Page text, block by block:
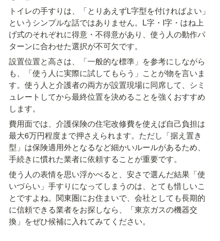
トイレの手すりは、「とりあえずL字型を付ければよい」
というシンプルな話ではありません。L字・I字・はね上
げ式のそれぞれに得意・不得意があり、使う人の動作パ
ターンに合わせた選択が不可欠です。
設置位置と高さは、「一般的な標準」を参考にしながら
も、「使う人に実際に試してもらう」ことが物を言いま
す。使う人と介護者の両方が設置現場に同席して、シミ
ュレートしてから最終位置を決めることを強くおすすめ
します。
費用面では、介護保険の住宅改修費を使えば自己負担は
最大6万円程度まで押さえられます。ただし「据え置き
型」は保険適用外となるなど細かいルールがあるため、
手続きに慣れた業者に依頼することが重要です。
使う人の表情を思い浮かべると、安さで選んだ結果「使
いづらい」手すりになってしまうのは、とても惜しいこ
とですよね。関東圏にお住まいで、会社としても長期的
に信頼できる業者をお探しなら、「東京ガスの機器交
換」をぜひ候補に入れてみてください。